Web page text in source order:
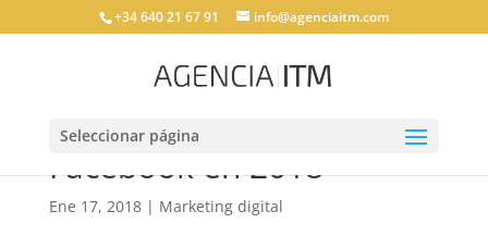
+34 640 21 67 91 info@agenciaitm.com
Seleccionar página
Facebook en 2018
Ene 17, 2018| Marketing digital